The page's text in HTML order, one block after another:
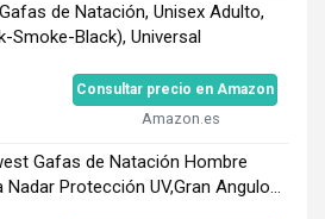
de Natación, Unisex Adulto,
Smoke-Black), Universal
Consultar precio en Amazon
Amazon.es
Gafas de Natación Hombre
Protección UV,Gran Angulo...